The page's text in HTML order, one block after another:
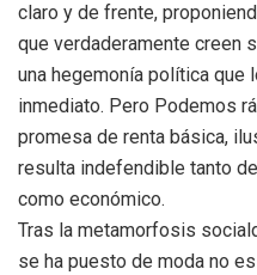
claro y de frente,
que verdaderamente creen
una hegemonía política que
inmediato. Pero Podemos
promesa de renta básica,
resulta indefendible tanto
como económico.
Tras la metamorfosis
se ha puesto de moda no